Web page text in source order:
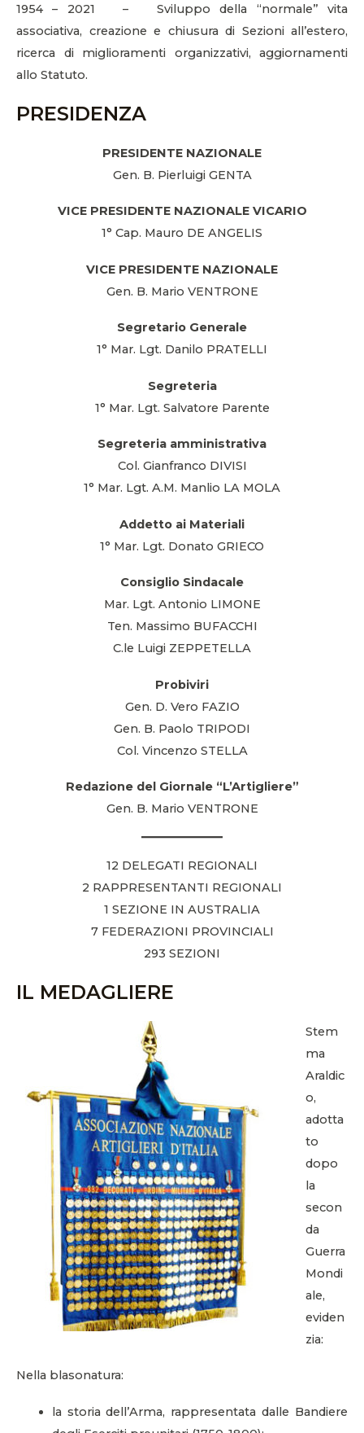
1954 – 2021 – Sviluppo della “normale” vita
associativa, creazione e chiusura di Sezioni all’estero,
ricerca di miglioramenti organizzativi, aggiornamenti
allo Statuto.
PRESIDENZA
PRESIDENTE NAZIONALE
Gen. B. Pierluigi GENTA
VICE PRESIDENTE NAZIONALE VICARIO
1° Cap. Mauro DE ANGELIS
VICE PRESIDENTE NAZIONALE
Gen. B. Mario VENTRONE
Segretario Generale
1° Mar. Lgt. Danilo PRATELLI
Segreteria
1° Mar. Lgt. Salvatore Parente
Segreteria amministrativa
Col. Gianfranco DIVISI
1° Mar. Lgt. A.M. Manlio LA MOLA
Addetto ai Materiali
1° Mar. Lgt. Donato GRIECO
Consiglio Sindacale
Mar. Lgt. Antonio LIMONE
Ten. Massimo BUFACCHI
C.le Luigi ZEPPETELLA
Probiviri
Gen. D. Vero FAZIO
Gen. B. Paolo TRIPODI
Col. Vincenzo STELLA
Redazione del Giornale “L’Artigliere”
Gen. B. Mario VENTRONE
12 DELEGATI REGIONALI
2 RAPPRESENTANTI REGIONALI
1 SEZIONE IN AUSTRALIA
7 FEDERAZIONI PROVINCIALI
293 SEZIONI
IL MEDAGLIERE
Stem
ma
Araldic
o,
adotta
to
dopo
la
secon
da
Guerra
Mondi
ale,
eviden
zia:
Nella blasonatura:
la storia dell’Arma, rappresentata dalle Bandiere